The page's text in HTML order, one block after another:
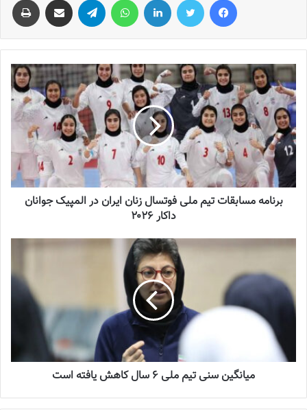
لیست خالی باشد اما این تصمیم در مجموع می‌تواند به سود آینده
فوتسال زنان تمام شود.
نوشته های مشابه
جنجال جدید در سوپرلیگ فوتسال
2022-12-11
لیست تیم ملی فوتسال زنان اعلام شد
2025-04-28
سرنوشت عجیب ستاره ایرانی در تورکال
2023-05-12
برگزاری اردوی انتخابی تیم ملی فوتسال
بانوان
2023-08-01
مربی تیم فوتسال زنان استقلال ادامه داد: تیم ملی فوتسال زنان ایران
برنامه مسابقات تیم ملی فوتسال زنان ایران در المپیک جوانان
داکار ۲۰۲۶
میانگین سنی تیم ملی ۶ سال کاهش یافته است